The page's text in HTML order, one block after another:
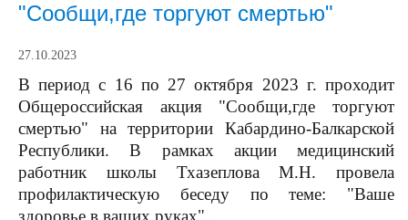
"Сообщи,где торгуют смертью"
27.10.2023
В период с 16 по 27 октября 2023 г. проходит
Общероссийская акция "Сообщи,где торгуют
смертью" на территории Кабардино-Балкарской
Республики. В рамках акции медицинский
работник школы Тхазеплова М.Н. провела
профилактическую беседу по теме: "Ваше
здоровье в ваших руках",